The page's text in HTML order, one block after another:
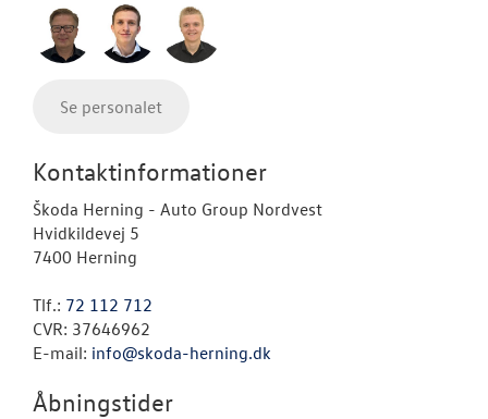
Se personalet
Kontaktinformationer
Škoda Herning - Auto Group Nordvest
Hvidkildevej 5
7400 Herning
Tlf.: 72 112 712
CVR: 37646962
E-mail: info@skoda-herning.dk
Åbningstider